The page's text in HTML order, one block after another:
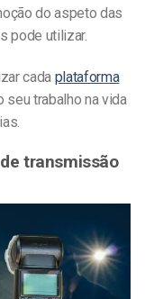
do aspeto das
pode utilizar.
cada plataforma
seu trabalho na vida
transmissão